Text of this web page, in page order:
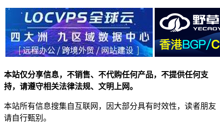
本站仅分享信息，不销售、不代购任何产品，不提供任何支
持，请遵守相关法律法规、文明上网。
本站所有信息搜集自互联网，因大部分具有时效性，读者朋友
请自行甄别。